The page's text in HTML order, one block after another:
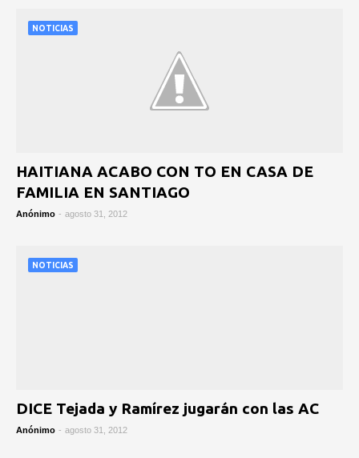
NOTICIAS
HAITIANA ACABO CON TO EN CASA DE
FAMILIA EN SANTIAGO
Anónimo - agosto 31, 2012
NOTICIAS
DICE Tejada y Ramírez jugarán con las AC
Anónimo - agosto 31, 2012